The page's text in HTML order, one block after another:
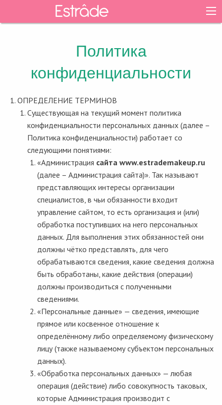
Политика
конфиденциальности
ОПРЕДЕЛЕНИЕ ТЕРМИНОВ
Существующая на текущий момент политика
конфиденциальности персональных данных (далее –
Политика конфиденциальности) работает со
следующими понятиями:
«Администрация сайта www.estrademakeup.ru
(далее – Администрация сайта)». Так называют
представляющих интересы организации
специалистов, в чьи обязанности входит
управление сайтом, то есть организация и (или)
обработка поступивших на него персональных
данных. Для выполнения этих обязанностей они
должны чётко представлять, для чего
обрабатываются сведения, какие сведения должна
быть обработаны, какие действия (операции)
должны производиться с полученными
сведениями.
«Персональные данные» — сведения, имеющие
прямое или косвенное отношение к
определённому либо определяемому физическому
лицу (также называемому субъектом персональных
данных).
«Обработка персональных данных» — любая
операция (действие) либо совокупность таковых,
которые Администрация производит с